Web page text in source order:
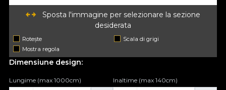
Sposta l'immagine per selezionare la sezione
desiderata
Rotește
Scala di grigi
Mostra regola
Dimensiune design:
Lungime (max 1000cm) Inaltime (max 140cm)